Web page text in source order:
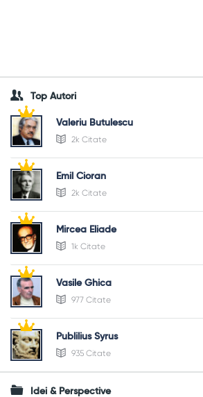
Top Autori
Valeriu Butulescu
2k Citate
Emil Cioran
2k Citate
Mircea Eliade
1k Citate
Vasile Ghica
977 Citate
Publilius Syrus
935 Citate
Idei & Perspective